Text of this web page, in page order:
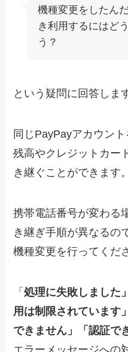
機種変更をしたん
き利用するにはど
う？
という疑問に回答しま
同じPayPayアカウン
残高やクレジットカー
き継ぐことができます。
携帯電話番号が変わる
き継ぎ手順が異なるの
機種変更を行ってくだ
「処理に失敗しました」
用は制限されています
できません」「認証で
エラーメッセージへの